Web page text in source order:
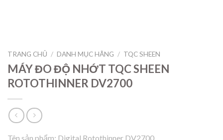
TRANG CHỦ / DANH MỤC HÃNG / TQC SHEEN
MÁY ĐO ĐỘ NHỚT TQC SHEEN
ROTOTHINNER DV2700
Tên sản phẩm: Digital Rotothinner DV2700